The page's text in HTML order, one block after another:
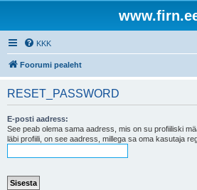
KKK
Foorumi pealeht
RESET_PASSWORD
E-posti aadress:
See peab olema sama aadress, mis on su profiiliski
läbi profiili, on see aadress, millega sa oma kasutaja